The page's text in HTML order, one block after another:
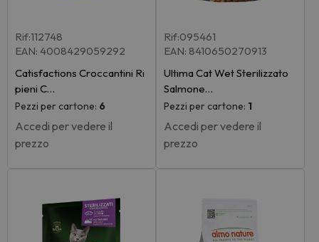
Rif:112748
EAN: 4008429059292
Catisfactions Croccantini Ri
pieni C…
Pezzi per cartone: 6
Accedi per vedere il
prezzo
Rif:095461
EAN: 8410650270913
Ultima Cat Wet Sterilizzato
Salmone…
Pezzi per cartone: 1
Accedi per vedere il
prezzo